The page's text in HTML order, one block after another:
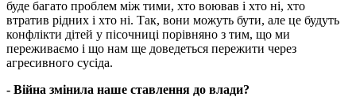
буде багато проблем між тими, хто воював і хто ні, хто
втратив рідних і хто ні. Так, вони можуть бути, але це будуть
конфлікти дітей у пісочниці порівняно з тим, що ми
переживаємо і що нам ще доведеться пережити через
агресивного сусіда.
- Війна змінила наше ставлення до влади?